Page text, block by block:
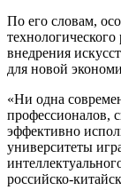
По его словам,
внедрения
для новой
«Ни одна
профессионалов,
эффективно
университеты
российско-